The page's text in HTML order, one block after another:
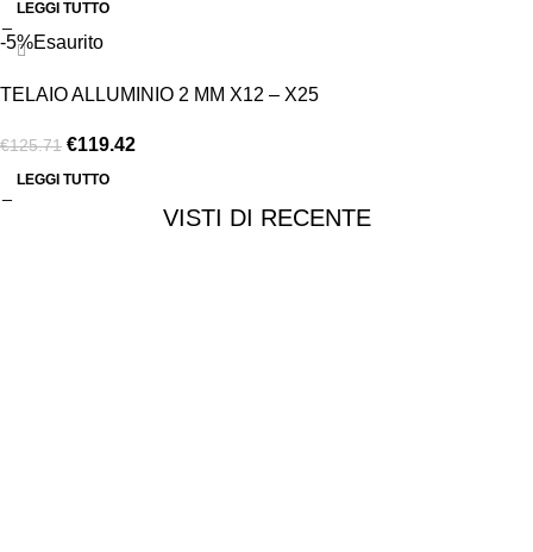
LEGGI TUTTO
-5%Esaurito
TELAIO ALLUMINIO 2 MM X12 – X25
€125.71 €119.42
LEGGI TUTTO
VISTI DI RECENTE